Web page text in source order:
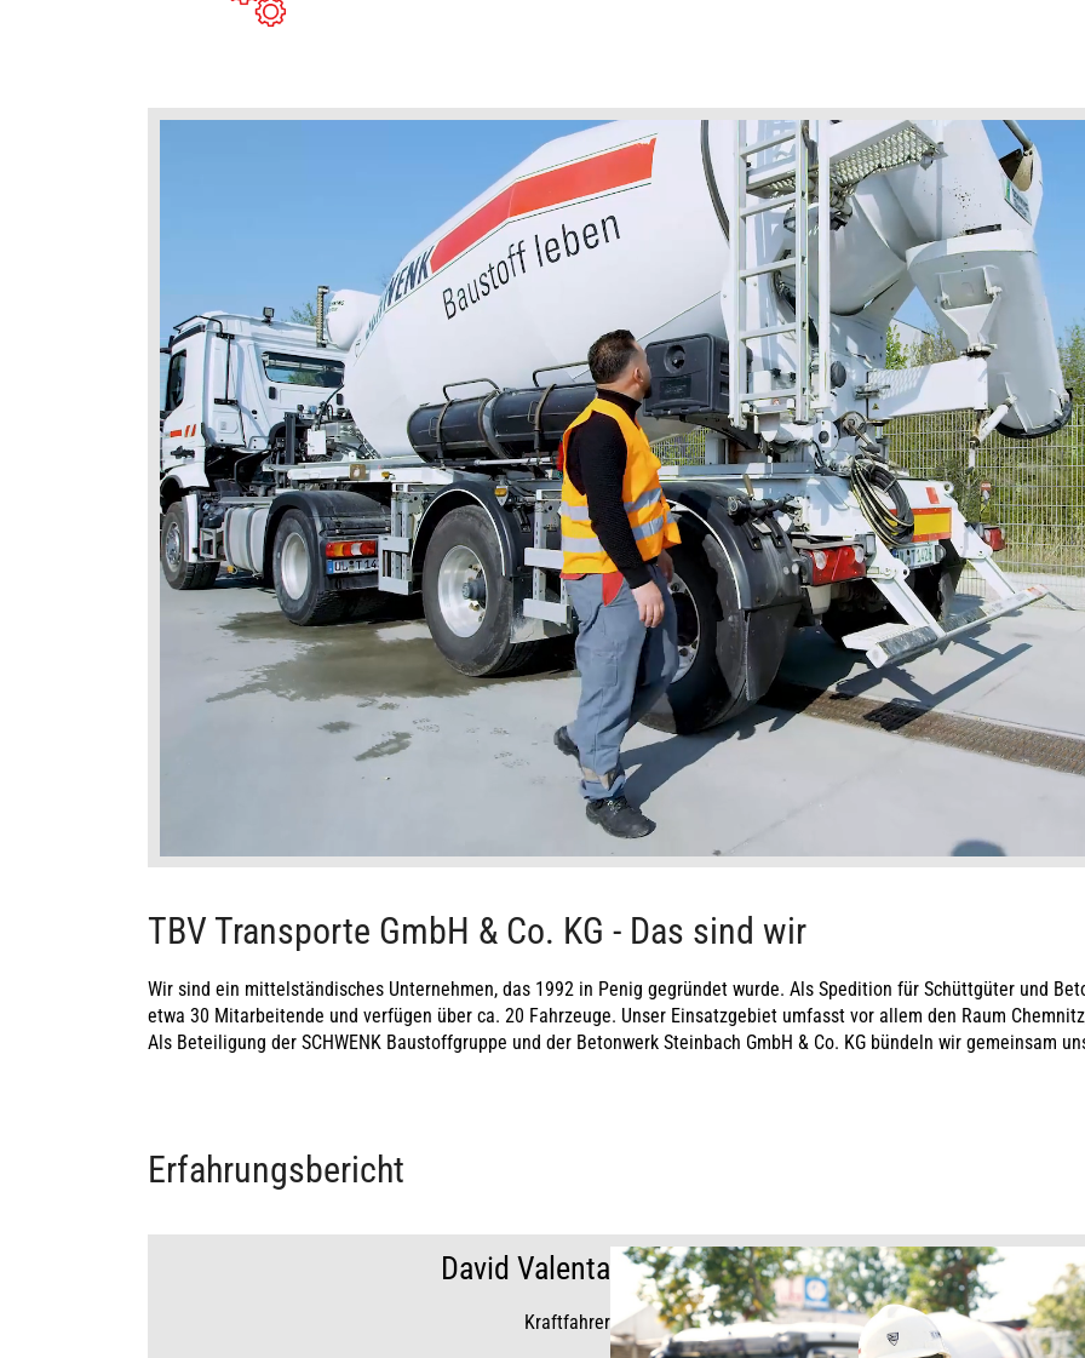
Überstundenauszahlung möglich
Technik
TBV Transporte GmbH & Co. KG - Das sind wir
Wir sind ein mittelständisches Unternehmen, das 1992 in Penig gegründet wurde. Als Spedition für Schüttgüter und
etwa 30 Mitarbeitende und verfügen über ca. 20 Fahrzeuge. Unser Einsatzgebiet umfasst vor allem den Raum
Als Beteiligung der SCHWENK Baustoffgruppe und der Betonwerk Steinbach GmbH & Co. KG bündeln wir gemeinsam
Wofür wir stehen
Wir leben unseren Baustoff. Das bedeutet zum einen, dass wir unsere Energie in die stetige Weiterentwicklung
gehört auch die Optimierung unserer Prozesse und Strukturen. Zum anderen sorgen wir mit unseren Produkten und
entstehen, die Stabilität bieten und uns alle verbinden. Hierbei leben wir Verantwortung gegenüber Mensch, Natur
ein elementarer Bestandteil, denn SCHWENK ist ein Unternehmen, das auf Leistungsbereitschaft und Zusammenhalt
sich gemeinsam weiter zu entwickeln und der Stolz, SCHWENKler zu sein.
Erfahrungsbericht
David Valenta
Kraftfahrer